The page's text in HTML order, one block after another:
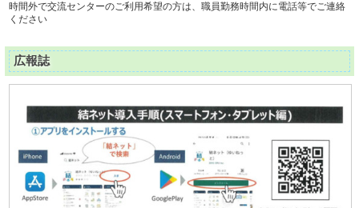
時間外で交流センターのご利用希望の方は、職員勤務時間内に電話等でご連絡
ください
広報誌